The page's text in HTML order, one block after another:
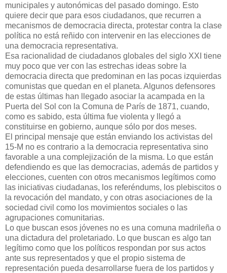
municipales y autonómicas del pasado domingo. Esto
quiere decir que para esos ciudadanos, que recurren a
mecanismos de democracia directa, protestar contra la clase
política no está reñido con intervenir en las elecciones de
una democracia representativa.
Esa racionalidad de ciudadanos globales del siglo XXI tiene
muy poco que ver con las estrechas ideas sobre la
democracia directa que predominan en las pocas izquierdas
comunistas que quedan en el planeta. Algunos defensores
de estas últimas han llegado asociar la acampada en la
Puerta del Sol con la Comuna de París de 1871, cuando,
como es sabido, esta última fue violenta y llegó a
constituirse en gobierno, aunque sólo por dos meses.
El principal mensaje que están enviando los activistas del
15-M no es contrario a la democracia representativa sino
favorable a una complejización de la misma. Lo que están
defendiendo es que las democracias, además de partidos y
elecciones, cuenten con otros mecanismos legítimos como
las iniciativas ciudadanas, los referéndums, los plebiscitos o
la revocación del mandato, y con otras asociaciones de la
sociedad civil como los movimientos sociales o las
agrupaciones comunitarias.
Lo que buscan esos jóvenes no es una comuna madrileña o
una dictadura del proletariado. Lo que buscan es algo tan
legítimo como que los políticos respondan por sus actos
ante sus representados y que el propio sistema de
representación pueda desarrollarse fuera de los partidos y